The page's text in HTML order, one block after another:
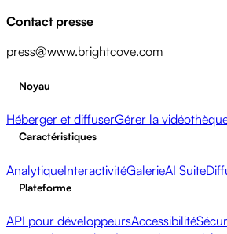
Contact presse
press@www.brightcove.com
Noyau
Héberger et diffuserGérer la
Caractéristiques
AnalytiqueInteractivitéGalerieAI Suite
Plateforme
API pour développeursAccessibilité